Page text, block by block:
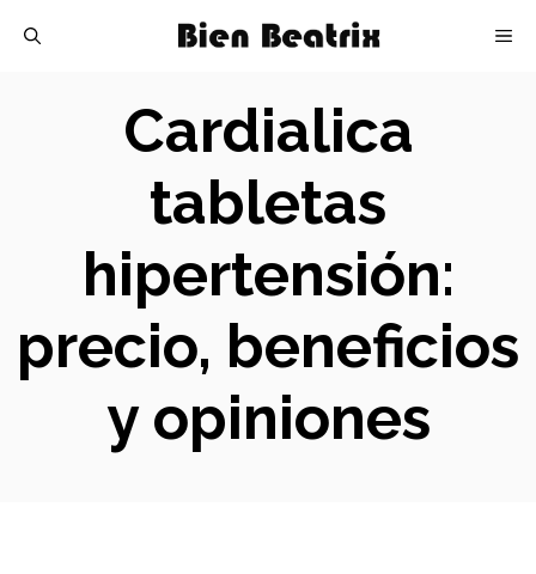
Cardialica
tabletas
hipertensión:
precio, beneficios
y opiniones